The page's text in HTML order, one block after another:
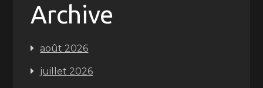
Archive
août 2026
juillet 2026